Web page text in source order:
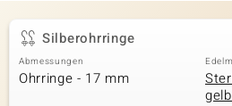
Silberohrringe
Abmessungen
Ohrringe - 17 mm